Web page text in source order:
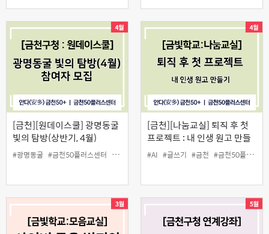
[금천][원데이스쿨] 광명동굴
빛의 탐방(상반기, 4월)
#광명동굴 #금천50플러스센터 #동굴 #야외수업 #원데이스쿨 #인생설계
[금천][나눔교실] 퇴직 후 첫
프로젝트 : 내 인생 원고 만들
기
#AI #글쓰기 #금천 #금천50플러스센터